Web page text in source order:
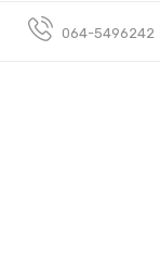
064-5496242